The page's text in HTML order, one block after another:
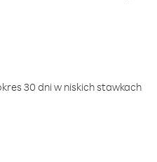
30 dni w niskich stawkach